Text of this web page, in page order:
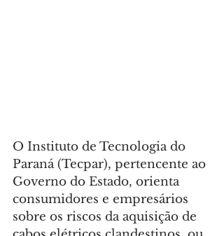
O Instituto de Tecnologia do
Paraná (Tecpar), pertencente ao
Governo do Estado, orienta
consumidores e empresários
sobre os riscos da aquisição de